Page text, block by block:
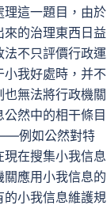
這一題目，由於
的治理東西日益
不只評價行政運
我好處時，并不
無法將行政機關
然中的相干條目
例如公然對特
在搜集小我信息
應用小我信息的
小我信息維護規